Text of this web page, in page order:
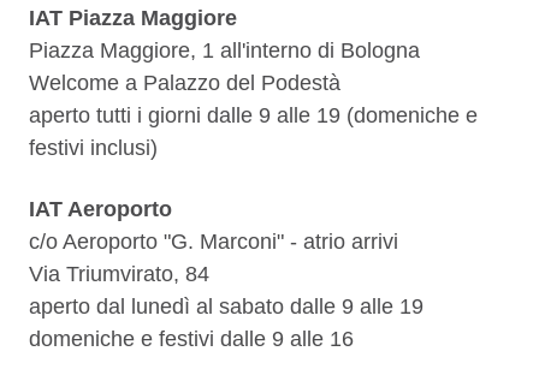
IAT Piazza Maggiore
Piazza Maggiore, 1 all'interno di Bologna
Welcome a Palazzo del Podestà
aperto tutti i giorni dalle 9 alle 19 (domeniche e
festivi inclusi)
IAT Aeroporto
c/o Aeroporto "G. Marconi" - atrio arrivi
Via Triumvirato, 84
aperto dal lunedì al sabato dalle 9 alle 19
domeniche e festivi dalle 9 alle 16